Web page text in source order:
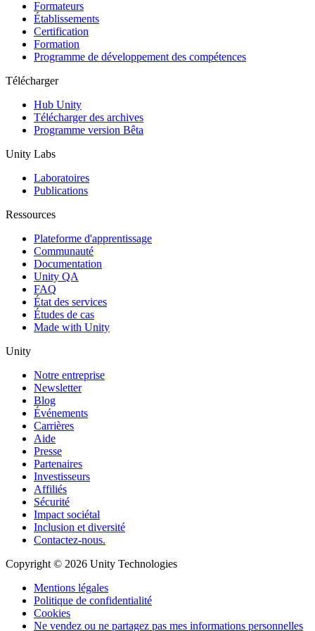
Jeux XR
Lancez des jeux XR sur plusieurs plateformes
Jeux multijoueur
Simplifiez le développement de jeux multijoueurs
Formateurs
Établissements
Certification
Formation
Programme de développement des compétences
Télécharger
Hub Unity
Télécharger des archives
Programme version Bêta
Unity Labs
Laboratoires
Publications
Ressources
Plateforme d'apprentissage
Communauté
Documentation
Unity QA
FAQ
État des services
Études de cas
Made with Unity
Unity
Notre entreprise
Newsletter
Blog
Événements
Carrières
Aide
Presse
Partenaires
Investisseurs
Affiliés
Sécurité
Impact sociétal
Inclusion et diversité
Contactez-nous.
Copyright © 2026 Unity Technologies
Mentions légales
Politique de confidentialité
Cookies
Ne vendez ou ne partagez pas mes informations personnelles